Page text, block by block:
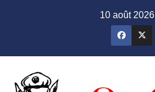
10 août 2026